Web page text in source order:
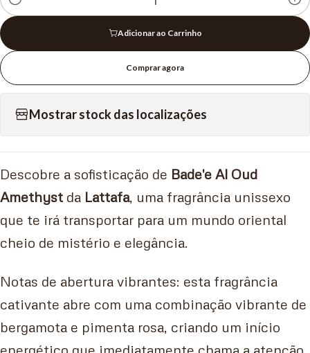
Quantidade
Adicionar ao Carrinho
Comprar agora
Mostrar stock das localizações
Descobre a sofisticação de Bade'e Al Oud
Amethyst da Lattafa, uma fragrância unissexo
que te irá transportar para um mundo oriental
cheio de mistério e elegância.
Notas de abertura vibrantes: esta fragrância
cativante abre com uma combinação vibrante de
bergamota e pimenta rosa, criando um início
energético que imediatamente chama a atenção.